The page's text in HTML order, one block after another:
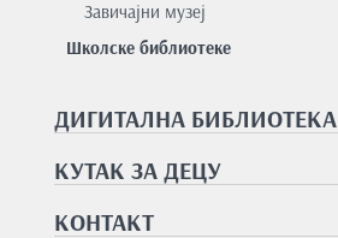
Завичајни музеј
Школске библиотеке
ДИГИТАЛНА БИБЛИОТЕКА
КУТАК ЗА ДЕЦУ
КОНТАКТ